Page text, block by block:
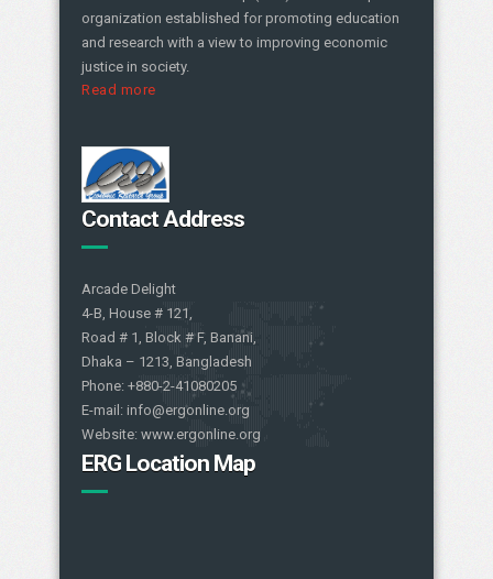
organization established for promoting education
and research with a view to improving economic
justice in society.
Read more
Contact Address
Arcade Delight
4-B, House # 121,
Road # 1, Block # F, Banani,
Dhaka – 1213, Bangladesh
Phone: +880-2-41080205
E-mail: info@ergonline.org
Website: www.ergonline.org
ERG Location Map